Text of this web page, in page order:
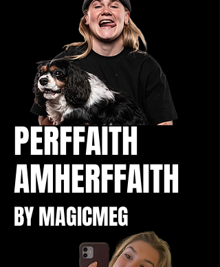
PERFFAITH
AMHERFFAITH
BY MAGICMEG